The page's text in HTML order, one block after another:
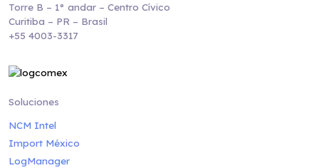
Torre B – 1° andar – Centro Cívico
Curitiba – PR – Brasil
+55 4003-3317
Soluciones
NCM Intel
Import México
LogManager